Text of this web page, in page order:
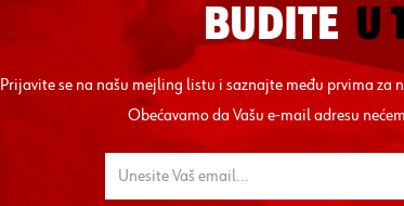
BUDITE U
Prijavite se na našu mejling listu i saznajte među prvima za
Obećavamo da Vašu e-mail adresu